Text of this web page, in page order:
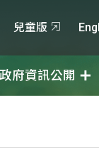
兒童版
政府資訊公開